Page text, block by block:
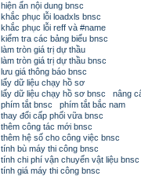
hiện ẩn nội dung bnsc
khắc phục lỗi loadxls bnsc
khắc phục lỗi reff và #name
kiểm tra các bảng biểu bnsc
làm tròn giá trị dự thầu
làm tròn giá trị dự thầu bnsc
lưu giá thông báo bnsc
lấy dữ liệu chạy hồ sơ
lấy dữ liệu chạy hồ sơ bnsc
nâng
phím tắt bnsc
phím tắt bắc nam
thay đổi cấp phối vữa bnsc
thêm công tác mới bnsc
thêm hệ số cho công việc bnsc
tính bù máy thi công bnsc
tính chi phí vận chuyển vật liệu bnsc
tính giá máy thi công bnsc